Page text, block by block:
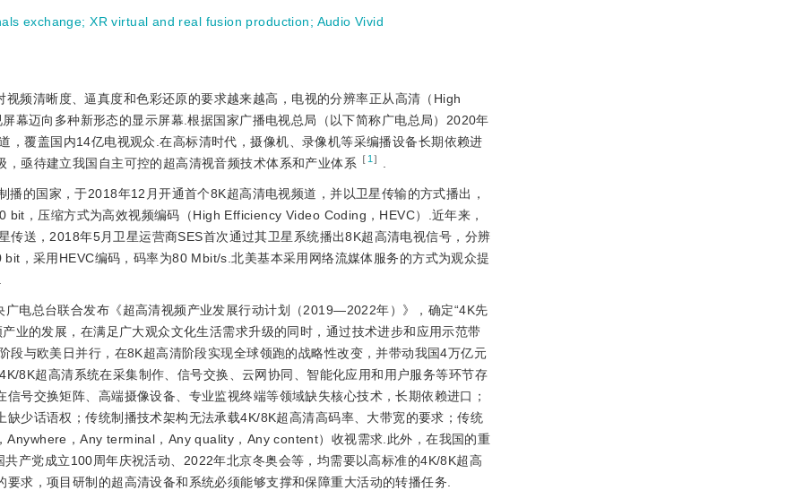
exchange;XR virtual and real fusion production; Audio Vivid
频清晰度、逼真度和色彩还原的要求越来越高，电视的分辨率正从高清（High
幕迈向多种新形态的显示屏幕.根据国家广播电视总局（以下简称广电总局）2020年
覆盖国内14亿电视观众.在高标清时代，摄像机、录像机等采编播设备长期依赖进
亟待建立我国自主可控的超高清视音频技术体系和产业体系 ［ 1 ］
播的国家，于2018年12月开通首个8K超高清电视频道，并以卫星传输的方式播出，
，压缩方式为高效视频编码（High Efficiency Video Coding，HEVC）.近年来，
传送，2018年5月卫星运营商SES首次通过其卫星系统播出8K超高清电视信号，分辨
，采用HEVC编码，码率为80 Mbit/s.北美基本采用网络流媒体服务的方式为观众提
电总台联合发布《超高清视频产业发展行动计划（2019—2022年）》，确定“4K先
业的发展，在满足广大观众文化生活需求升级的同时，通过技术进步和应用示范带
段与欧美日并行，在8K超高清阶段实现全球领跑的战略性改变，并带动我国4万亿元
8K超高清系统在采集制作、信号交换、云网协同、智能化应用和用户服务等环节存
号交换矩阵、高端摄像设备、专业监视终端等领域缺失核心技术，长期依赖进口；
少话语权；传统制播技术架构无法承载4K/8K超高清高码率、大带宽的要求；传统
Anywhere，Any terminal，Any quality，Any content）收视需求.此外，在我国的重
产党成立100周年庆祝活动、2022年北京冬奥会等，均需要以高标准的4K/8K超高
求，项目研制的超高清设备和系统必须能够支撑和保障重大活动的转播任务.